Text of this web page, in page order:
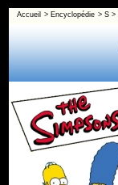
Accueil > Encyclopédie >S >